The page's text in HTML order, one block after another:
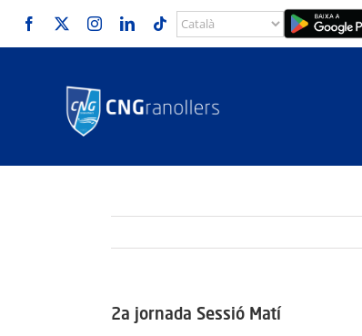
2a jornada Sessió Matí